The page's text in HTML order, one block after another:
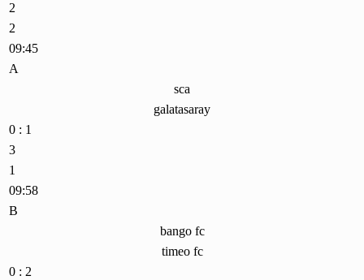
2
2
09:45
A
sca
galatasaray
0 : 1
3
1
09:58
B
bango fc
timeo fc
0 : 2